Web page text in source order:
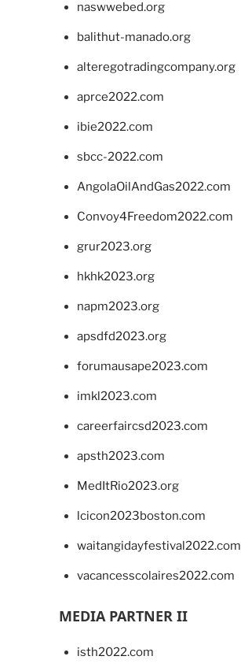
naswwebed.org
balithut-manado.org
alteregotradingcompany.org
aprce2022.com
ibie2022.com
sbcc-2022.com
AngolaOilAndGas2022.com
Convoy4Freedom2022.com
grur2023.org
hkhk2023.org
napm2023.org
apsdfd2023.org
forumausape2023.com
imkl2023.com
careerfaircsd2023.com
apsth2023.com
MedItRio2023.org
lcicon2023boston.com
waitangidayfestival2022.com
vacancesscolaires2022.com
MEDIA PARTNER II
isth2022.com